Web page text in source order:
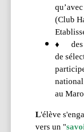
(Club
♦
de
au
L'élève
vers un "